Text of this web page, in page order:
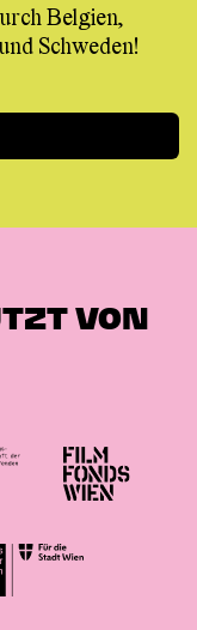
Belgien,
Schweden!
VON